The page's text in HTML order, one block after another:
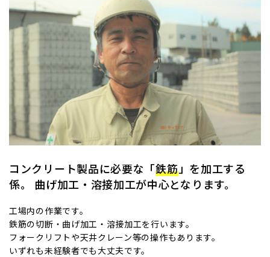
コンクリート製品に必要な「鉄筋」を加工する
係。 曲げ加工・溶接加工が中心となります。
工場内の作業です。
鉄筋の切断・曲げ加工・溶接加工を行います。
フォークリフトや天井クレーン等の操作もあります。
いずれも未経験者でも大丈夫です。